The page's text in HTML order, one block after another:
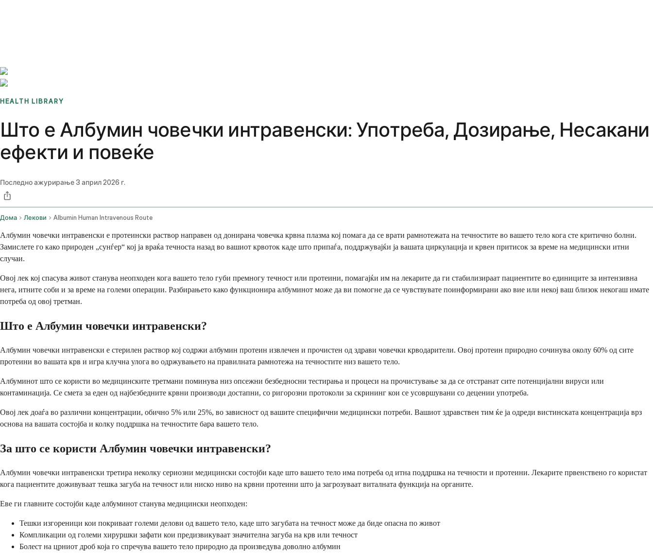
HEALTH LIBRARY
Што е Албумин човечки интравенски: Употреба, Дозирање, Несакани
ефекти и повеќе
Последно ажурирање3 април 2026 г.
Дома Лекови Albumin Human Intravenous Route
Албумин човечки интравенски е протеински раствор направен од донирана човечка крвна плазма кој помага да се врати рамнотежата на течностите во вашето тело кога сте критично болни.
Замислете го како природен „сунѓер“ кој ја враќа течноста назад во вашиот крвоток каде што припаѓа, поддржувајќи ја вашата циркулација и крвен притисок за време на медицински итни
случаи.
Овој лек кој спасува живот станува неопходен кога вашето тело губи премногу течност или протеини, помагајќи им на лекарите да ги стабилизираат пациентите во единиците за интензивна
нега, итните соби и за време на големи операции. Разбирањето како функционира албуминот може да ви помогне да се чувствувате поинформирани ако вие или некој ваш близок некогаш имате
потреба од овој третман.
Што е Албумин човечки интравенски?
Албумин човечки интравенски е стерилен раствор кој содржи албумин протеин извлечен и прочистен од здрави човечки крводарители. Овој протеин природно сочинува околу 60% од сите
протеини во вашата крв и игра клучна улога во одржувањето на правилната рамнотежа на течностите низ вашето тело.
Албуминот што се користи во медицинските третмани поминува низ опсежни безбедносни тестирања и процеси на прочистување за да се отстранат сите потенцијални вируси или
контаминација. Се смета за еден од најбезбедните крвни производи достапни, со ригорозни протоколи за скрининг кои се усовршувани со децении употреба.
Овој лек доаѓа во различни концентрации, обично 5% или 25%, во зависност од вашите специфични медицински потреби. Вашиот здравствен тим ќе ја одреди вистинската концентрација врз
основа на вашата состојба и колку поддршка на течностите бара вашето тело.
За што се користи Албумин човечки интравенски?
Албумин човечки интравенски третира неколку сериозни медицински состојби каде што вашето тело има потреба од итна поддршка на течности и протеини. Лекарите првенствено го користат
кога пациентите доживуваат тешка загуба на течност или ниско ниво на крвни протеини што ја загрозуваат виталната функција на органите.
Еве ги главните состојби каде албуминот станува медицински неопходен:
Тешки изгореници кои покриваат големи делови од вашето тело, каде што загубата на течност може да биде опасна по живот
Компликации од големи хируршки зафати кои предизвикуваат значителна загуба на крв или течност
Болест на црниот дроб која го спречува вашето тело природно да произведува доволно албумин